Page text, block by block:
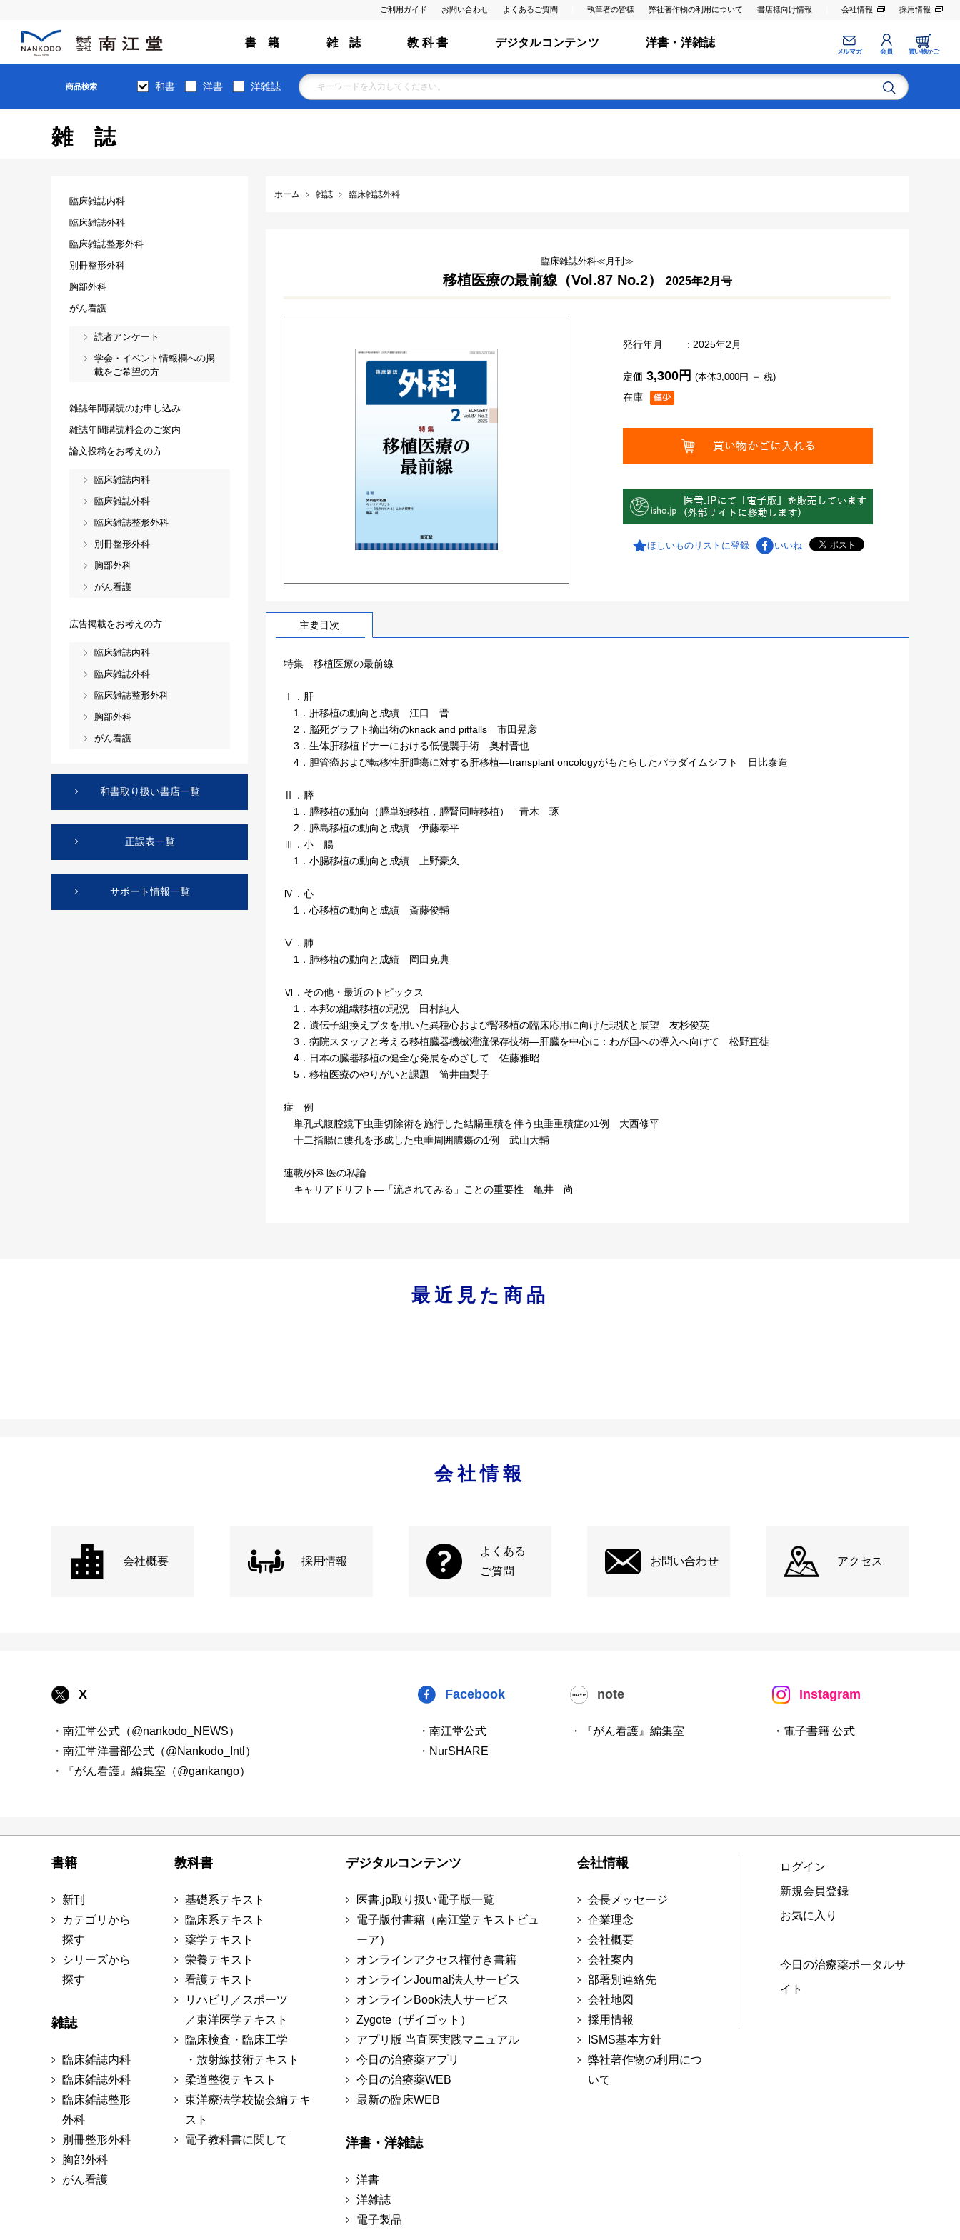
ご利用ガイド お問い合わせ よくあるご質問 執筆者の皆様 弊社著作物の利用について 書店様向け情報 会社情報 採用情報
書 籍 雑 誌 教 科 書 デジタルコンテンツ 洋書・洋雑誌
メルマガ 会員 買い物かご
商品検索 和書 洋書 洋雑誌
雑誌
ホーム 雑誌 臨床雑誌外科
臨床雑誌外科≪月刊≫
移植医療の最前線（Vol.87 No.2） 2025年2月号
発行年月 : 2025年2月
在庫
定価 3,300円 (本体3,000円 ＋ 税)
ほしいものリストに登録 いいね
主要目次
特集 移植医療の最前線
Ⅰ．肝
1．肝移植の動向と成績 江口 晋
2．脳死グラフト摘出術のknack and pitfalls 市田晃彦
3．生体肝移植ドナーにおける低侵襲手術 奥村晋也
4．胆管癌および転移性肝腫瘍に対する肝移植―transplant oncologyがもたらしたパラダイムシフト 日比泰造
Ⅱ．膵
1．膵移植の動向（膵単独移植，膵腎同時移植） 青木 琢
2．膵島移植の動向と成績 伊藤泰平
Ⅲ．小 腸
1．小腸移植の動向と成績 上野豪久
Ⅳ．心
1．心移植の動向と成績 斎藤俊輔
Ⅴ．肺
1．肺移植の動向と成績 岡田克典
Ⅵ．その他・最近のトピックス
1．本邦の組織移植の現況 田村純人
2．遺伝子組換えブタを用いた異種心および腎移植の臨床応用に向けた現状と展望 友杉俊英
3．病院スタッフと考える移植臓器機械灌流保存技術―肝臓を中心に：わが国への導入へ向けて 松野直徒
4．日本の臓器移植の健全な発展をめざして 佐藤雅昭
5．移植医療のやりがいと課題 筒井由梨子
症 例
単孔式腹腔鏡下虫垂切除術を施行した結腸重積を伴う虫垂重積症の1例 大西修平
十二指腸に瘻孔を形成した虫垂周囲膿瘍の1例 武山大輔
連載/外科医の私論
キャリアドリフト―「流されてみる」ことの重要性 亀井 尚
臨床雑誌内科
臨床雑誌外科
臨床雑誌整形外科
別冊整形外科
胸部外科
がん看護
読者アンケート
学会・イベント情報欄への掲
載をご希望の方
雑誌年間購読のお申し込み
雑誌年間購読料金のご案内
論文投稿をお考えの方
臨床雑誌内科
臨床雑誌外科
臨床雑誌整形外科
別冊整形外科
胸部外科
がん看護
広告掲載をお考えの方
臨床雑誌内科
臨床雑誌外科
臨床雑誌整形外科
胸部外科
がん看護
和書取り扱い書店一覧
正誤表一覧
サポート情報一覧
最近見た商品
会社情報
会社概要 採用情報
よくある
ご質問
お問い合わせ アクセス
X
・南江堂公式（@nankodo_NEWS）
・南江堂洋書部公式（@Nankodo_Intl）
・『がん看護』編集室（@gankango）
Facebook
・南江堂公式
・NurSHARE
note
・『がん看護』編集室
Instagram
・電子書籍 公式
書籍
新刊
カテゴリから
探す
シリーズから
探す
雑誌
臨床雑誌内科
臨床雑誌外科
臨床雑誌整形
外科
別冊整形外科
胸部外科
がん看護
教科書
基礎系テキスト
臨床系テキスト
薬学テキスト
栄養テキスト
看護テキスト
リハビリ／スポーツ
／東洋医学テキスト
臨床検査・臨床工学
・放射線技術テキスト
柔道整復テキスト
東洋療法学校協会編テキ
スト
電子教科書に関して
デジタルコンテンツ
医書.jp取り扱い電子版一覧
電子版付書籍（南江堂テキストビュ
ーア）
オンラインアクセス権付き書籍
オンラインJournal法人サービス
オンラインBook法人サービス
Zygote（ザイゴット）
アプリ版 当直医実践マニュアル
今日の治療薬アプリ
今日の治療薬WEB
最新の臨床WEB
洋書・洋雑誌
洋書
洋雑誌
電子製品
会社情報
会長メッセージ
企業理念
会社概要
会社案内
部署別連絡先
会社地図
採用情報
ISMS基本方針
弊社著作物の利用につ
いて
ログイン
新規会員登録
お気に入り
今日の治療薬ポータルサ
イト